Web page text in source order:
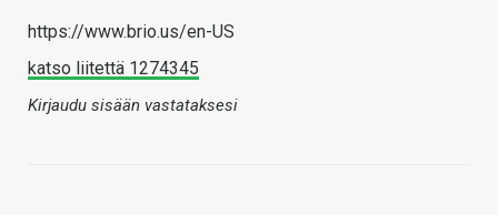
https://www.brio.us/en-US
katso liitettä 1274345
Kirjaudu sisään vastataksesi